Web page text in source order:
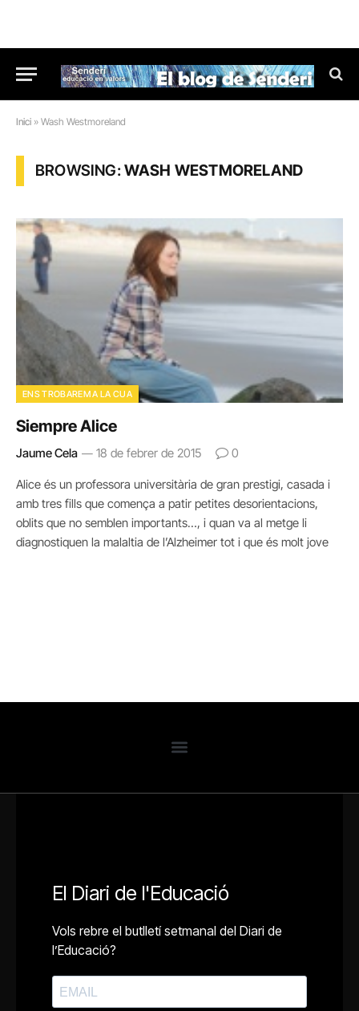
Inici » Wash Westmoreland
BROWSING:WASH WESTMORELAND
ENS TROBAREM A LA CUA
Siempre Alice
Jaume Cela 18 de febrer de 2015 0
Alice és un professora universitària de gran prestigi, casada i
amb tres fills que comença a patir petites desorientacions,
oblits que no semblen importants…, i quan va al metge li
diagnostiquen la malaltia de l’Alzheimer tot i que és molt jove